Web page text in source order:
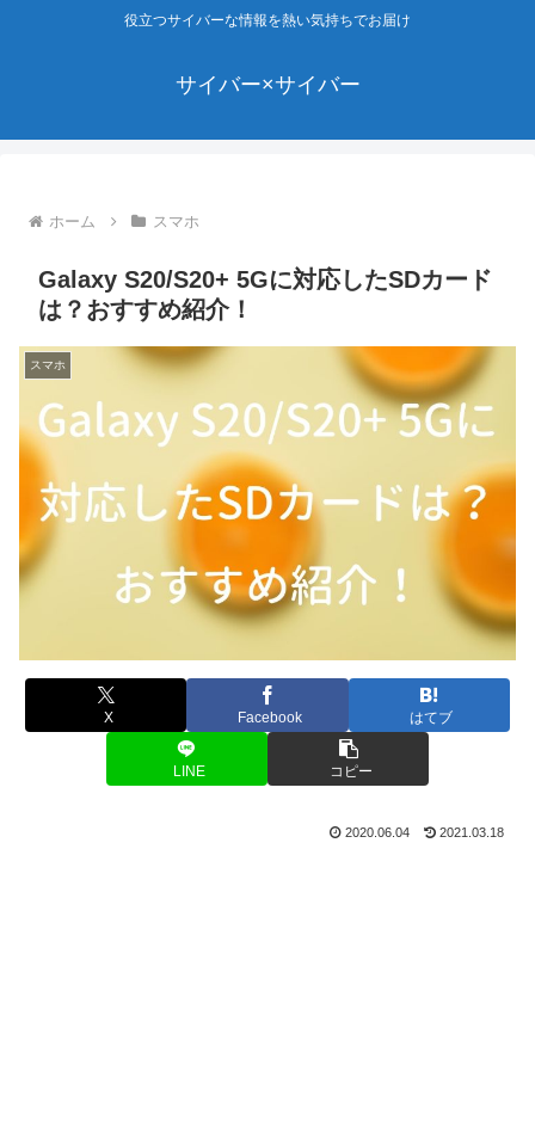
役立つサイバーな情報を熱い気持ちでお届け
サイバー×サイバー
ホーム スマホ
Galaxy S20/S20+ 5Gに対応したSDカード
は？おすすめ紹介！
スマホ
X Facebook はてブ
LINE コピー
2020.06.04 2021.03.18